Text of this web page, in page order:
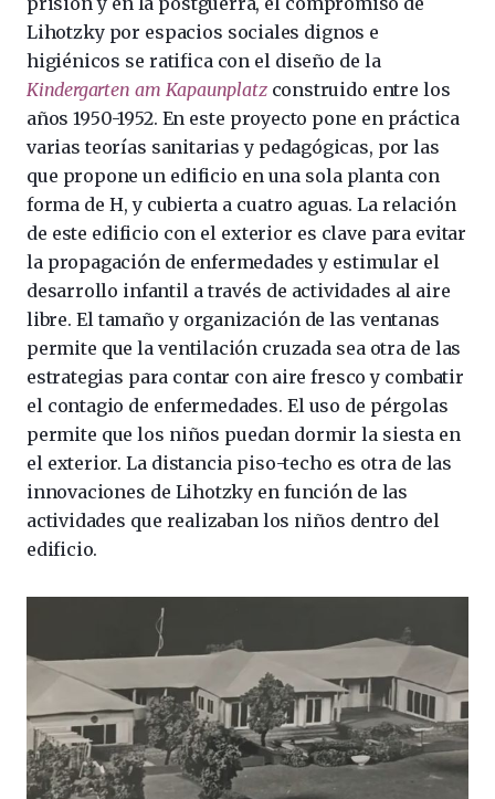
Lihotzky por espacios sociales dignos e
higiénicos se ratifica con el diseño de la
Kindergarten am Kapaunplatzconstruido entre los
años 1950-1952. En este proyecto pone en práctica
varias teorías sanitarias y pedagógicas, por las
que propone un edificio en una sola planta con
forma de H, y cubierta a cuatro aguas. La relación
de este edificio con el exterior es clave para evitar
la propagación de enfermedades y estimular el
desarrollo infantil a través de actividades al aire
libre. El tamaño y organización de las ventanas
permite que la ventilación cruzada sea otra de las
estrategias para contar con aire fresco y combatir
el contagio de enfermedades. El uso de pérgolas
permite que los niños puedan dormir la siesta en
el exterior. La distancia piso-techo es otra de las
innovaciones de Lihotzky en función de las
actividades que realizaban los niños dentro del
edificio.